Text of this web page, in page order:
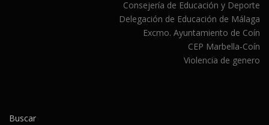
Consejería de Educación y Deporte
Delegación de Educación de Málaga
Excmo. Ayuntamiento de Coín
CEP Marbella-Coín
Violencia de genero
Buscar